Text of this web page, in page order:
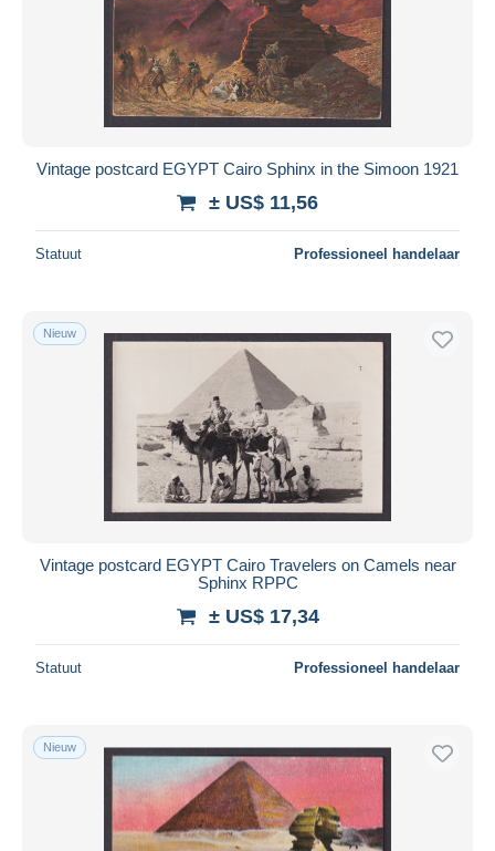
Vintage postcard EGYPT Cairo Sphinx in the Simoon 1921
± US$ 11,56
Statuut Professioneel handelaar
Nieuw
Vintage postcard EGYPT Cairo Travelers on Camels near
Sphinx RPPC
± US$ 17,34
Statuut Professioneel handelaar
Nieuw